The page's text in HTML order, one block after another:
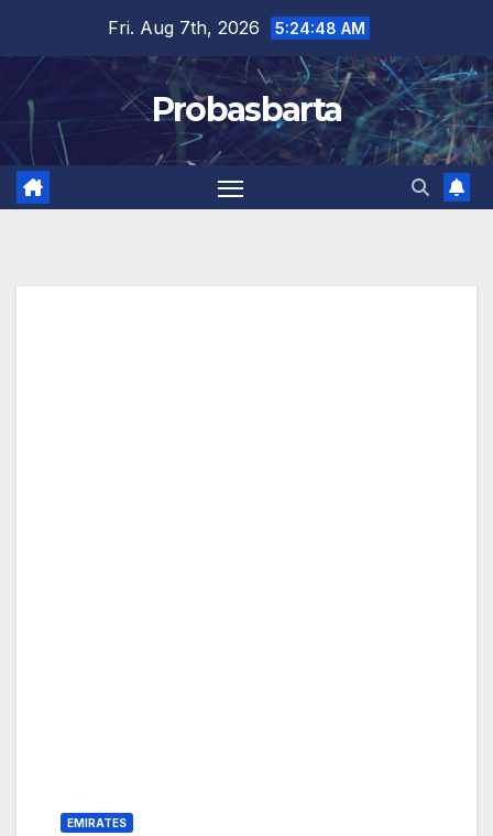
content
Fri. Aug 7th, 2026 5:24:49 AM
Probasbarta
EMIRATES